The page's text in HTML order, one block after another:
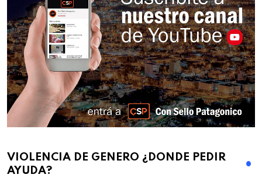
VIOLENCIA DE GENERO ¿DONDE PEDIR
AYUDA?